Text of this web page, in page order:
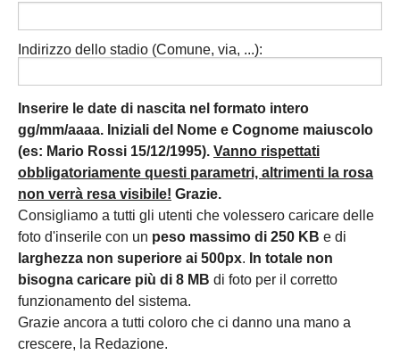
Indirizzo dello stadio (Comune, via, ...):
Inserire le date di nascita nel formato intero
gg/mm/aaaa. Iniziali del Nome e Cognome maiuscolo
(es: Mario Rossi 15/12/1995). Vanno rispettati
obbligatoriamente questi parametri, altrimenti la rosa
non verrà resa visibile! Grazie.
Consigliamo a tutti gli utenti che volessero caricare delle
foto d'inserile con un peso massimo di 250 KB e di
larghezza non superiore ai 500px. In totale non
bisogna caricare più di 8 MB di foto per il corretto
funzionamento del sistema.
Grazie ancora a tutti coloro che ci danno una mano a
crescere, la Redazione.